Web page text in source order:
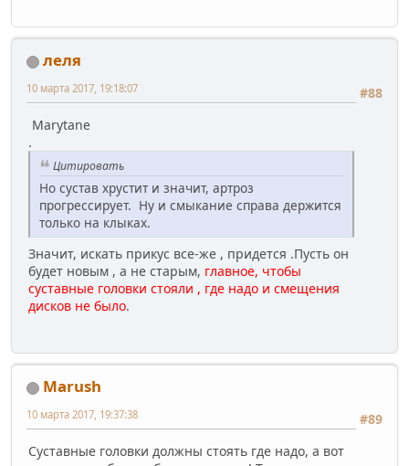
леля
#88
10 марта 2017, 19:18:07
Marytane
.
Цитировать
Но сустав хрустит и значит, артроз
прогрессирует. Ну и смыкание справа держится
только на клыках.
Значит, искать прикус все-же , придется .Пусть он
будет новым , а не старым, главное, чтобы
суставные головки стояли , где надо и смещения
дисков не было.
Marush
#89
10 марта 2017, 19:37:38
Суставные головки должны стоять где надо, а вот